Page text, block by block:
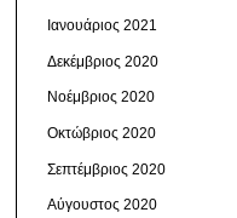
Ιανουάριος 2021
Δεκέμβριος 2020
Νοέμβριος 2020
Οκτώβριος 2020
Σεπτέμβριος 2020
Αύγουστος 2020